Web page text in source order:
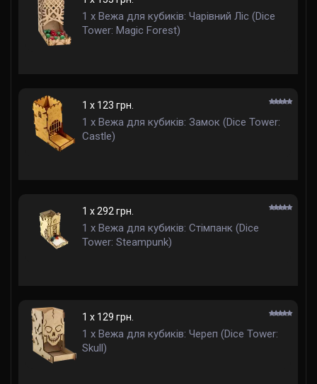
1 x Вежа для кубиків: Чарівний Ліс (Dice
Tower: Magic Forest)
1 x 123 грн.
1 x Вежа для кубиків: Замок (Dice Tower:
Castle)
1 x 292 грн.
1 x Вежа для кубиків: Стімпанк (Dice
Tower: Steampunk)
1 x 129 грн.
1 x Вежа для кубиків: Череп (Dice Tower:
Skull)